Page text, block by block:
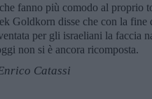
fanno più comodo al proprio
Goldkorn disse che con la fine
per gli israeliani la faccia
non si è ancora ricomposta.
Catassi